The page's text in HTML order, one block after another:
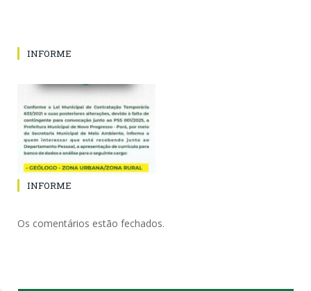
INFORME
INFORME
Os comentários estão fechados.